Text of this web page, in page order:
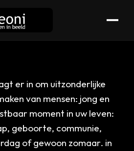
- kostbare momenten
er in om uitzonderlijke
van mensen: jong en
moment in uw leven:
geboorte, communie,
of gewoon zomaar. in